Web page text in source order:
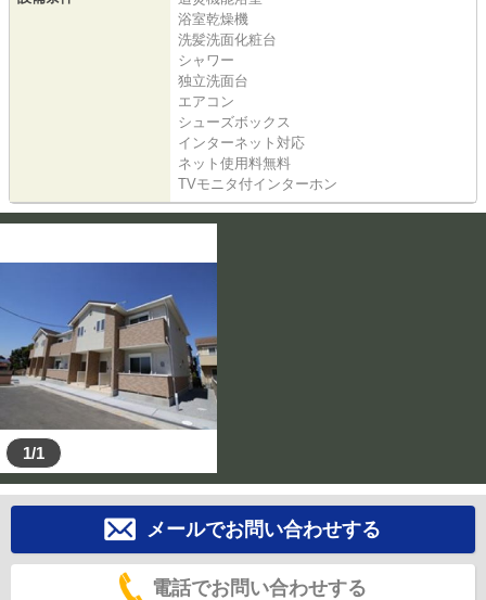
浴室乾燥機
洗髪洗面化粧台
シャワー
独立洗面台
エアコン
シューズボックス
インターネット対応
ネット使用料無料
TVモニタ付インターホン
1/1
メールでお問い合わせする
電話でお問い合わせする